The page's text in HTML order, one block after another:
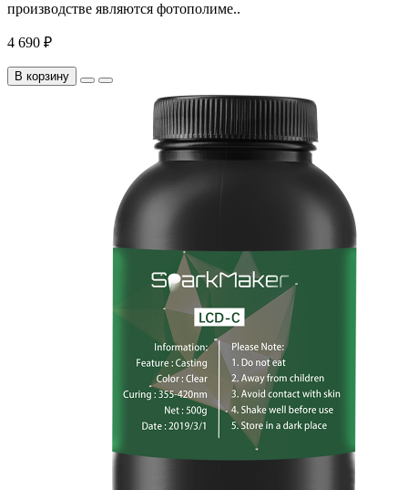
производстве являются фотополиме..
4 690 ₽
В корзину